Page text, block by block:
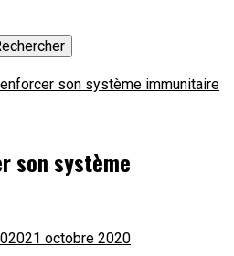
son système immunitaire
son système
21 octobre 2020